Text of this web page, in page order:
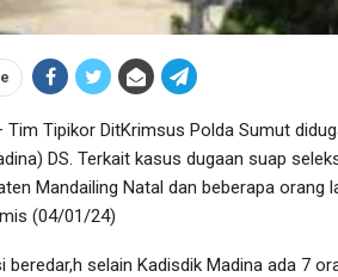
Tim Tipikor DitKrimsus Polda Sumut
DS. Terkait kasus dugaan suap
Mandailing Natal dan beberapa
(04/01/24)
beredar,h selain Kadisdik Madina ada 7